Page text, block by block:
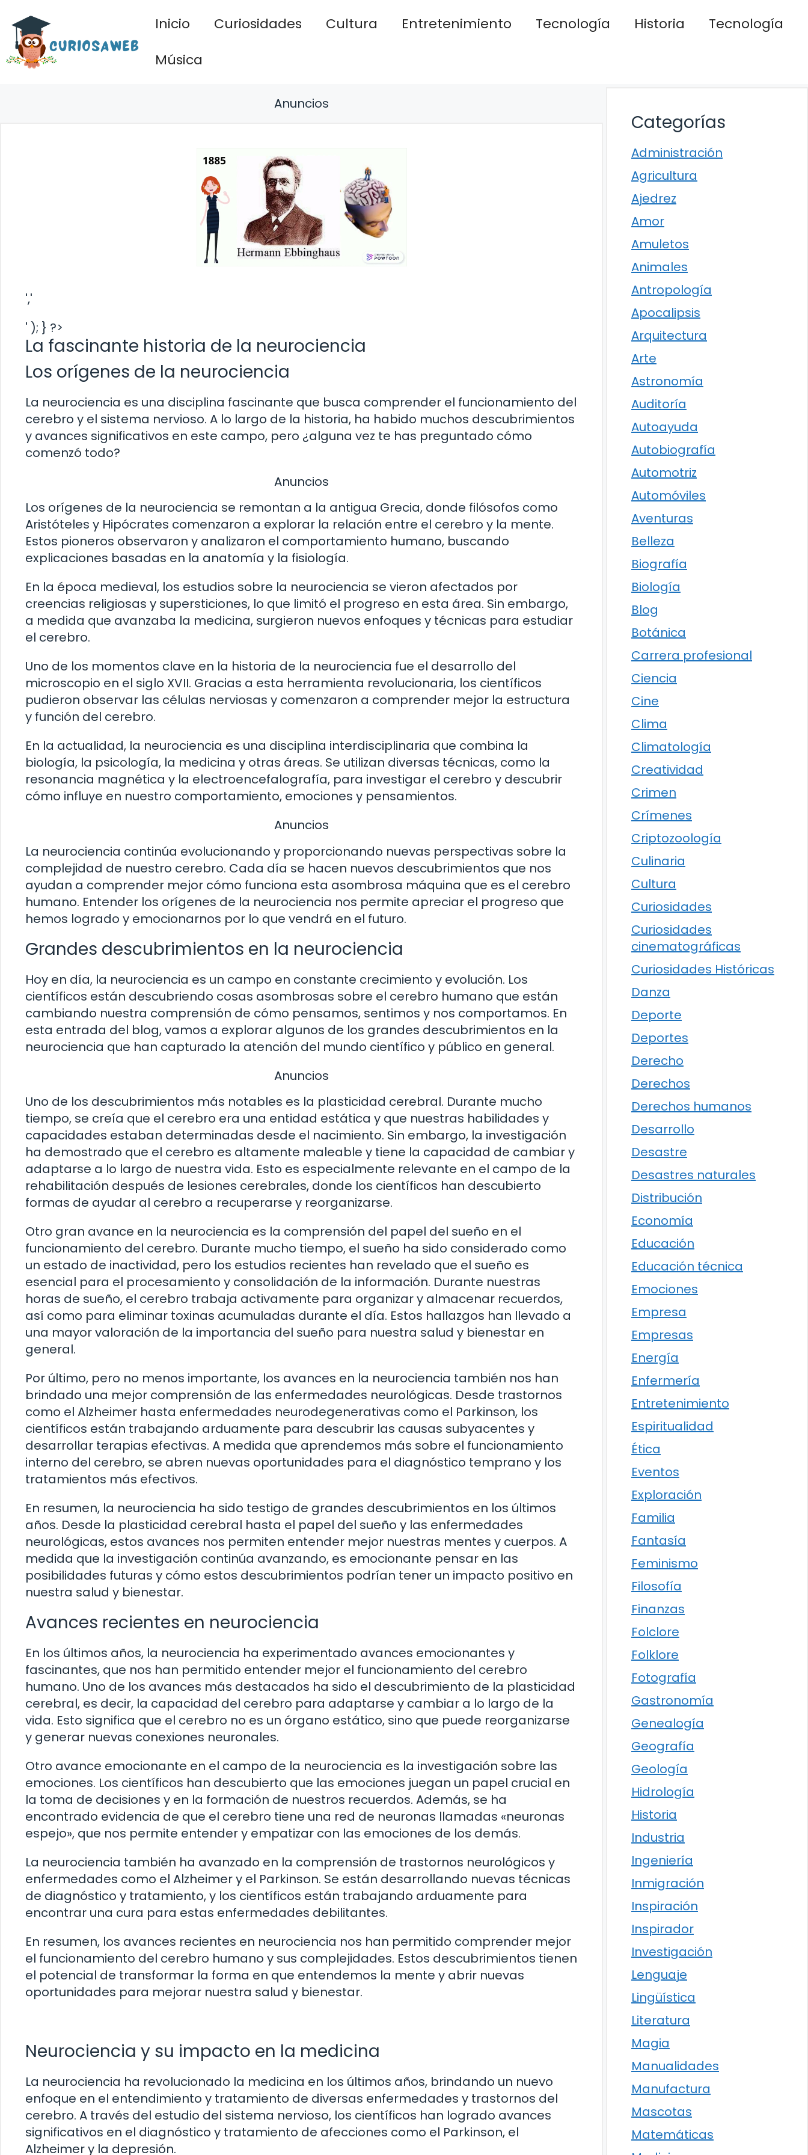
contenido
Inicio Curiosidades Cultura Entretenimiento Tecnología Historia
Tecnología
Música
Anuncios
','
' ); } ?>
La fascinante historia de la neurociencia
Los orígenes de la neurociencia
La neurociencia es una disciplina fascinante que busca comprender el funcionamiento del
cerebro y el sistema nervioso. A lo largo de la historia, ha habido muchos descubrimientos
y avances significativos en este campo, pero ¿alguna vez te has preguntado cómo
comenzó todo?
Anuncios
Los orígenes de la neurociencia se remontan a la antigua Grecia, donde filósofos como
Aristóteles y Hipócrates comenzaron a explorar la relación entre el cerebro y la mente.
Estos pioneros observaron y analizaron el comportamiento humano, buscando
explicaciones basadas en la anatomía y la fisiología.
En la época medieval, los estudios sobre la neurociencia se vieron afectados por
creencias religiosas y supersticiones, lo que limitó el progreso en esta área. Sin embargo,
a medida que avanzaba la medicina, surgieron nuevos enfoques y técnicas para estudiar
el cerebro.
Uno de los momentos clave en la historia de la neurociencia fue el desarrollo del
microscopio en el siglo XVII. Gracias a esta herramienta revolucionaria, los científicos
pudieron observar las células nerviosas y comenzaron a comprender mejor la estructura
y función del cerebro.
En la actualidad, la neurociencia es una disciplina interdisciplinaria que combina la
biología, la psicología, la medicina y otras áreas. Se utilizan diversas técnicas, como la
resonancia magnética y la electroencefalografía, para investigar el cerebro y descubrir
cómo influye en nuestro comportamiento, emociones y pensamientos.
Anuncios
La neurociencia continúa evolucionando y proporcionando nuevas perspectivas sobre la
complejidad de nuestro cerebro. Cada día se hacen nuevos descubrimientos que nos
ayudan a comprender mejor cómo funciona esta asombrosa máquina que es el cerebro
humano. Entender los orígenes de la neurociencia nos permite apreciar el progreso que
hemos logrado y emocionarnos por lo que vendrá en el futuro.
Grandes descubrimientos en la neurociencia
Hoy en día, la neurociencia es un campo en constante crecimiento y evolución. Los
científicos están descubriendo cosas asombrosas sobre el cerebro humano que están
cambiando nuestra comprensión de cómo pensamos, sentimos y nos comportamos. En
esta entrada del blog, vamos a explorar algunos de los grandes descubrimientos en la
neurociencia que han capturado la atención del mundo científico y público en general.
Anuncios
Uno de los descubrimientos más notables es la plasticidad cerebral. Durante mucho
tiempo, se creía que el cerebro era una entidad estática y que nuestras habilidades y
capacidades estaban determinadas desde el nacimiento. Sin embargo, la investigación
ha demostrado que el cerebro es altamente maleable y tiene la capacidad de cambiar y
adaptarse a lo largo de nuestra vida. Esto es especialmente relevante en el campo de la
rehabilitación después de lesiones cerebrales, donde los científicos han descubierto
formas de ayudar al cerebro a recuperarse y reorganizarse.
Otro gran avance en la neurociencia es la comprensión del papel del sueño en el
funcionamiento del cerebro. Durante mucho tiempo, el sueño ha sido considerado como
un estado de inactividad, pero los estudios recientes han revelado que el sueño es
esencial para el procesamiento y consolidación de la información. Durante nuestras
horas de sueño, el cerebro trabaja activamente para organizar y almacenar recuerdos,
así como para eliminar toxinas acumuladas durante el día. Estos hallazgos han llevado a
una mayor valoración de la importancia del sueño para nuestra salud y bienestar en
general.
Por último, pero no menos importante, los avances en la neurociencia también nos han
brindado una mejor comprensión de las enfermedades neurológicas. Desde trastornos
como el Alzheimer hasta enfermedades neurodegenerativas como el Parkinson, los
científicos están trabajando arduamente para descubrir las causas subyacentes y
desarrollar terapias efectivas. A medida que aprendemos más sobre el funcionamiento
interno del cerebro, se abren nuevas oportunidades para el diagnóstico temprano y los
tratamientos más efectivos.
En resumen, la neurociencia ha sido testigo de grandes descubrimientos en los últimos
años. Desde la plasticidad cerebral hasta el papel del sueño y las enfermedades
neurológicas, estos avances nos permiten entender mejor nuestras mentes y cuerpos. A
medida que la investigación continúa avanzando, es emocionante pensar en las
posibilidades futuras y cómo estos descubrimientos podrían tener un impacto positivo en
nuestra salud y bienestar.
Avances recientes en neurociencia
En los últimos años, la neurociencia ha experimentado avances emocionantes y
fascinantes, que nos han permitido entender mejor el funcionamiento del cerebro
humano. Uno de los avances más destacados ha sido el descubrimiento de la plasticidad
cerebral, es decir, la capacidad del cerebro para adaptarse y cambiar a lo largo de la
vida. Esto significa que el cerebro no es un órgano estático, sino que puede reorganizarse
y generar nuevas conexiones neuronales.
Otro avance emocionante en el campo de la neurociencia es la investigación sobre las
emociones. Los científicos han descubierto que las emociones juegan un papel crucial en
la toma de decisiones y en la formación de nuestros recuerdos. Además, se ha
encontrado evidencia de que el cerebro tiene una red de neuronas llamadas «neuronas
espejo», que nos permite entender y empatizar con las emociones de los demás.
La neurociencia también ha avanzado en la comprensión de trastornos neurológicos y
enfermedades como el Alzheimer y el Parkinson. Se están desarrollando nuevas técnicas
de diagnóstico y tratamiento, y los científicos están trabajando arduamente para
encontrar una cura para estas enfermedades debilitantes.
En resumen, los avances recientes en neurociencia nos han permitido comprender mejor
el funcionamiento del cerebro humano y sus complejidades. Estos descubrimientos tienen
el potencial de transformar la forma en que entendemos la mente y abrir nuevas
oportunidades para mejorar nuestra salud y bienestar.
Neurociencia y su impacto en la medicina
La neurociencia ha revolucionado la medicina en los últimos años, brindando un nuevo
enfoque en el entendimiento y tratamiento de diversas enfermedades y trastornos del
cerebro. A través del estudio del sistema nervioso, los científicos han logrado avances
significativos en el diagnóstico y tratamiento de afecciones como el Parkinson, el
Alzheimer y la depresión.
Categorías
Administración
Agricultura
Ajedrez
Amor
Amuletos
Animales
Antropología
Apocalipsis
Arquitectura
Arte
Astronomía
Auditoría
Autoayuda
Autobiografía
Automotriz
Automóviles
Aventuras
Belleza
Biografía
Biología
Blog
Botánica
Carrera profesional
Ciencia
Cine
Clima
Climatología
Creatividad
Crimen
Crímenes
Criptozoología
Culinaria
Cultura
Curiosidades
Curiosidades
cinematográficas
Curiosidades Históricas
Danza
Deporte
Deportes
Derecho
Derechos
Derechos humanos
Desarrollo
Desastre
Desastres naturales
Distribución
Economía
Educación
Educación técnica
Emociones
Empresa
Empresas
Energía
Enfermería
Entretenimiento
Espiritualidad
Ética
Eventos
Exploración
Familia
Fantasía
Feminismo
Filosofía
Finanzas
Folclore
Folklore
Fotografía
Gastronomía
Genealogía
Geografía
Geología
Hidrología
Historia
Industria
Ingeniería
Inmigración
Inspiración
Inspirador
Investigación
Lenguaje
Lingüística
Literatura
Magia
Manualidades
Manufactura
Mascotas
Matemáticas